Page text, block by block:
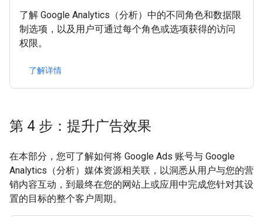
了解 Google Analytics（分析）中的不同角色和数据限
制选项，以及用户可通过每个角色或选项获得的访问
权限。
了解详情
第 4 步：提升广告效果
在本部分，您可了解如何将 Google Ads 账号与 Google
Analytics（分析）媒体资源相关联，以洞悉从用户与您的营
销内容互动，到最终在您的网站上或应用中完成您针对其设
置的目标的整个客户周期。